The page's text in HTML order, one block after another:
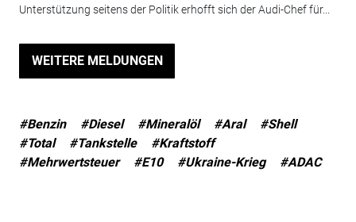
Unterstützung seitens der Politik erhofft sich der Audi-Chef für...
WEITERE MELDUNGEN
#Benzin #Diesel #Mineralöl #Aral
#Shell
#Total
#Tankstelle
#Kraftstoff
#Mehrwertsteuer
#E10 #Ukraine-Krieg #ADAC